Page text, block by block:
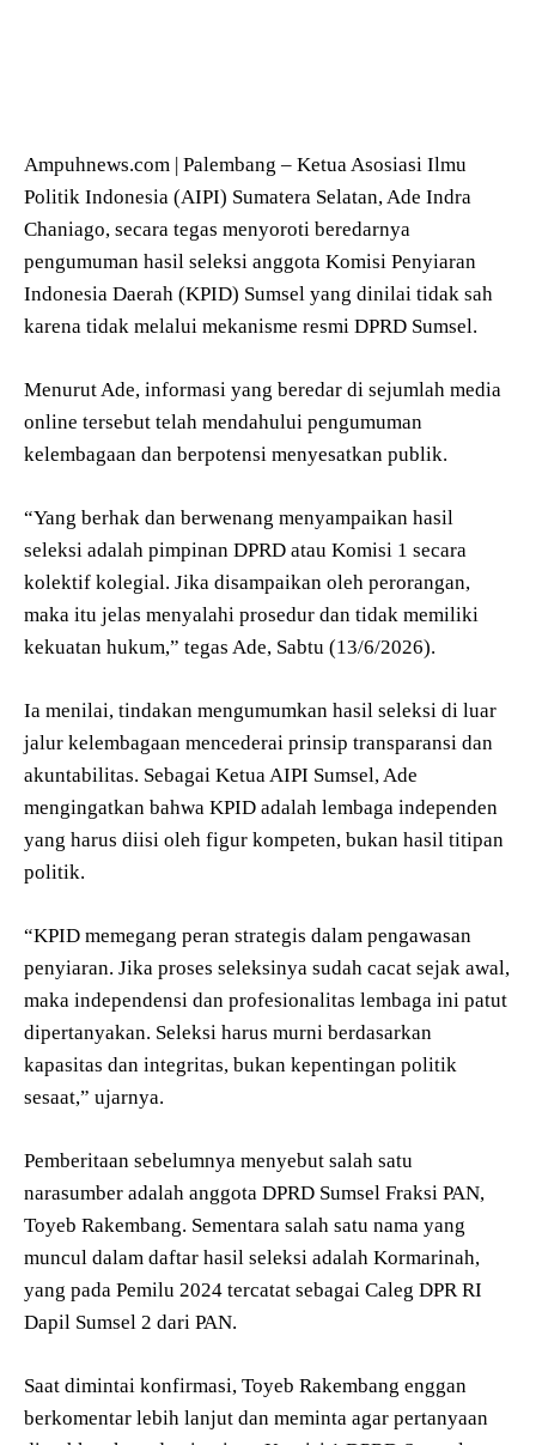
Ampuhnews.com | Palembang – Ketua Asosiasi Ilmu
Politik Indonesia (AIPI) Sumatera Selatan, Ade Indra
Chaniago, secara tegas menyoroti beredarnya
pengumuman hasil seleksi anggota Komisi Penyiaran
Indonesia Daerah (KPID) Sumsel yang dinilai tidak sah
karena tidak melalui mekanisme resmi DPRD Sumsel.
Menurut Ade, informasi yang beredar di sejumlah media
online tersebut telah mendahului pengumuman
kelembagaan dan berpotensi menyesatkan publik.
“Yang berhak dan berwenang menyampaikan hasil
seleksi adalah pimpinan DPRD atau Komisi 1 secara
kolektif kolegial. Jika disampaikan oleh perorangan,
maka itu jelas menyalahi prosedur dan tidak memiliki
kekuatan hukum,” tegas Ade, Sabtu (13/6/2026).
Ia menilai, tindakan mengumumkan hasil seleksi di luar
jalur kelembagaan mencederai prinsip transparansi dan
akuntabilitas. Sebagai Ketua AIPI Sumsel, Ade
mengingatkan bahwa KPID adalah lembaga independen
yang harus diisi oleh figur kompeten, bukan hasil titipan
politik.
“KPID memegang peran strategis dalam pengawasan
penyiaran. Jika proses seleksinya sudah cacat sejak awal,
maka independensi dan profesionalitas lembaga ini patut
dipertanyakan. Seleksi harus murni berdasarkan
kapasitas dan integritas, bukan kepentingan politik
sesaat,” ujarnya.
Pemberitaan sebelumnya menyebut salah satu
narasumber adalah anggota DPRD Sumsel Fraksi PAN,
Toyeb Rakembang. Sementara salah satu nama yang
muncul dalam daftar hasil seleksi adalah Kormarinah,
yang pada Pemilu 2024 tercatat sebagai Caleg DPR RI
Dapil Sumsel 2 dari PAN.
Saat dimintai konfirmasi, Toyeb Rakembang enggan
berkomentar lebih lanjut dan meminta agar pertanyaan